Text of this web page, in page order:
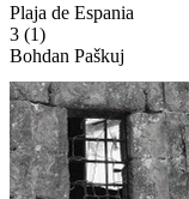
Plaja de Espania
3 (1)
Bohdan Paškuj